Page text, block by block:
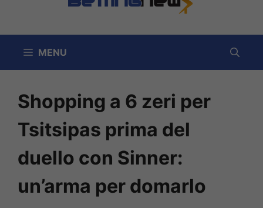
MENU
Shopping a 6 zeri per
Tsitsipas prima del
duello con Sinner:
un’arma per domarlo